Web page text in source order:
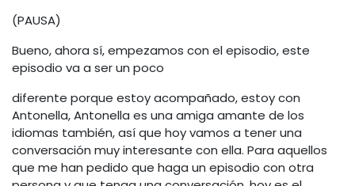
(PAUSA)
Bueno, ahora sí, empezamos con el episodio, este
episodio va a ser un poco
diferente porque estoy acompañado, estoy con
Antonella, Antonella es una amiga amante de los
idiomas también, así que hoy vamos a tener una
conversación muy interesante con ella. Para aquellos
que me han pedido que haga un episodio con otra